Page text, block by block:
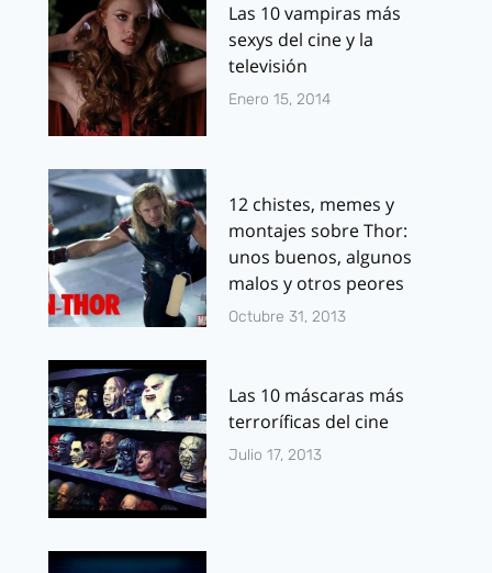
Las 10 vampiras más
sexys del cine y la
televisión
Enero 15, 2014
12 chistes, memes y
montajes sobre Thor:
unos buenos, algunos
malos y otros peores
Octubre 31, 2013
Las 10 máscaras más
terroríficas del cine
Julio 17, 2013